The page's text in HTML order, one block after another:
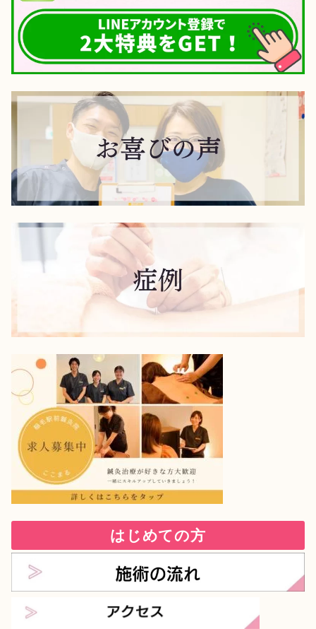
はじめての方